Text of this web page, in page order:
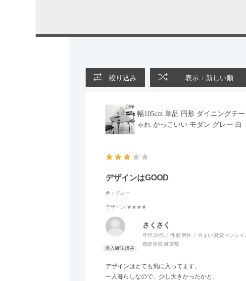
絞り込み 表示：新しい順
幅105cm 単品 円形 ダイニングテ
ゃれ かっこいい モダン グレー 白
デザインはGOOD
色：グレー
デザイン:★★★★
さくさく
年代:20代 性別:男性 住まい:賃貸マンショ
都道府県:東京都
デザインはとても気に入ってます。
一人暮らしなので、少し大きかったかと。